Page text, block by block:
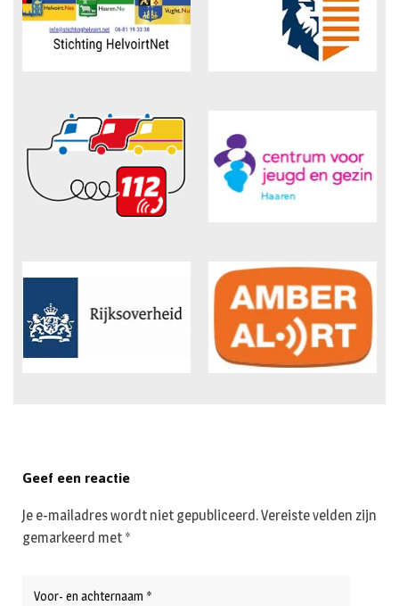
Geef een reactie
Je e-mailadres wordt niet gepubliceerd.Vereiste velden zijn
gemarkeerd met *